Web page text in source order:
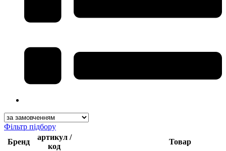
Фільтр підбору
Бренд
артикул /
код
Товар